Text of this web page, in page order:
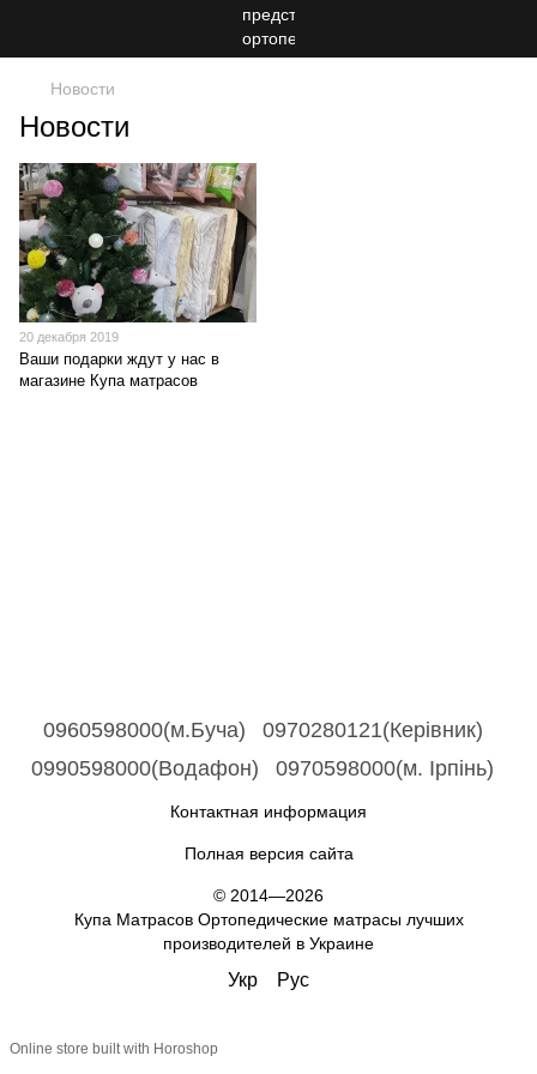
Новости
Новости
20 декабря 2019
Ваши подарки ждут у нас в
магазине Купа матрасов
0960598000(м.Буча)
0970280121(Керівник)
0990598000(Водафон)
0970598000(м. Ірпінь)
Контактная информация
Полная версия сайта
© 2014—2026
Купа Матрасов Ортопедические матрасы лучших
производителей в Украине
Укр Рус
Online store built with Horoshop